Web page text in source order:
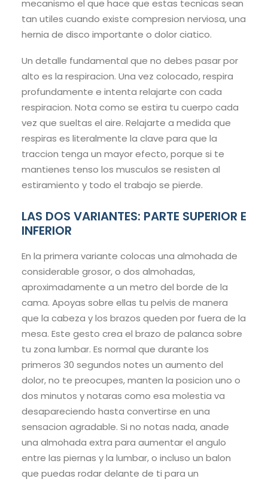
mecanismo el que hace que estas tecnicas sean
tan utiles cuando existe compresion nerviosa, una
hernia de disco importante o dolor ciatico.
Un detalle fundamental que no debes pasar por
alto es la respiracion. Una vez colocado, respira
profundamente e intenta relajarte con cada
respiracion. Nota como se estira tu cuerpo cada
vez que sueltas el aire. Relajarte a medida que
respiras es literalmente la clave para que la
traccion tenga un mayor efecto, porque si te
mantienes tenso los musculos se resisten al
estiramiento y todo el trabajo se pierde.
LAS DOS VARIANTES: PARTE SUPERIOR E
INFERIOR
En la primera variante colocas una almohada de
considerable grosor, o dos almohadas,
aproximadamente a un metro del borde de la
cama. Apoyas sobre ellas tu pelvis de manera
que la cabeza y los brazos queden por fuera de la
mesa. Este gesto crea el brazo de palanca sobre
tu zona lumbar. Es normal que durante los
primeros 30 segundos notes un aumento del
dolor, no te preocupes, manten la posicion uno o
dos minutos y notaras como esa molestia va
desapareciendo hasta convertirse en una
sensacion agradable. Si no notas nada, anade
una almohada extra para aumentar el angulo
entre las piernas y la lumbar, o incluso un balon
que puedas rodar delante de ti para un